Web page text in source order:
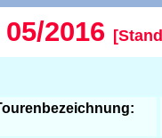
2016